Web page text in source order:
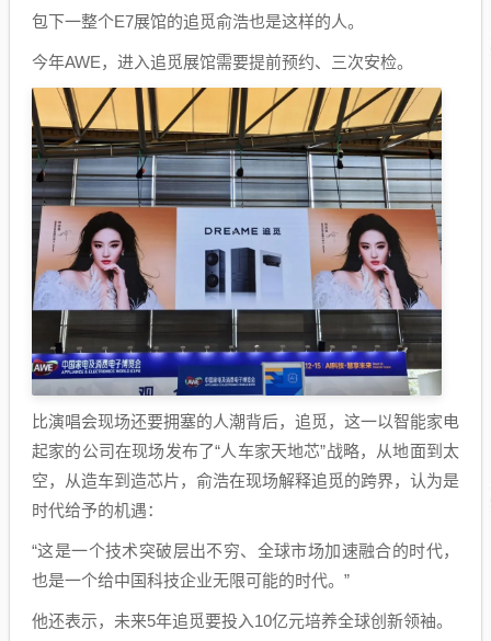
包下一整个E7展馆的追觅俞浩也是这样的人。
今年AWE，进入追觅展馆需要提前预约、三次安检。
比演唱会现场还要拥塞的人潮背后，追觅，这一以智能家电
起家的公司在现场发布了“人车家天地芯”战略，从地面到太
空，从造车到造芯片，俞浩在现场解释追觅的跨界，认为是
时代给予的机遇：
“这是一个技术突破层出不穷、全球市场加速融合的时代，
也是一个给中国科技企业无限可能的时代。”
他还表示，未来5年追觅要投入10亿元培养全球创新领袖。